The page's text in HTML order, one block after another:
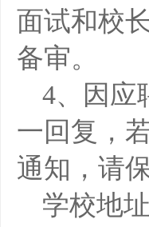
面试和校
备审。
4、因应
一回复，
通知，请
学校地址